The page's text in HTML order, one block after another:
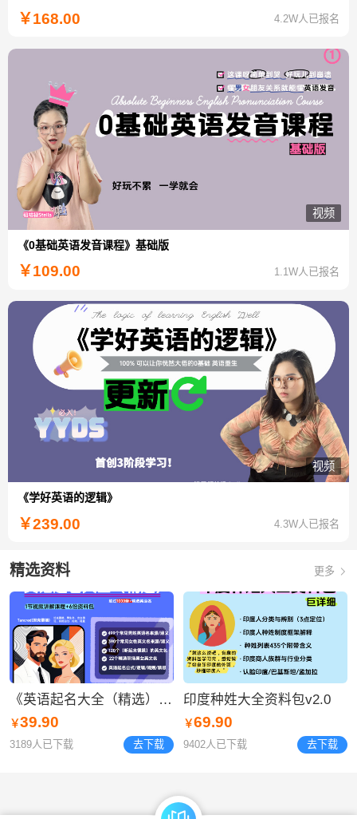
￥168.00 4.2W人已报名
视频
《0基础英语发音课程》基础版
￥109.00 1.1W人已报名
视频
《学好英语的逻辑》
￥239.00 4.3W人已报名
精选资料 更多
《英语起名大全（精选）》资料包
￥39.90
3189人已下载 去下载
​印度种姓大全资料包v2.0
￥69.90
9402人已下载 去下载